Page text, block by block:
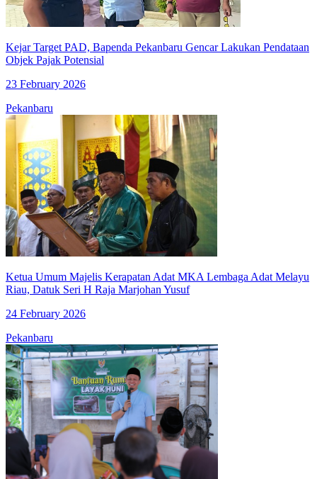
Kejar Target PAD, Bapenda Pekanbaru Gencar Lakukan Pendataan
Objek Pajak Potensial
23 February 2026
Pekanbaru
Ketua Umum Majelis Kerapatan Adat MKA Lembaga Adat Melayu
Riau, Datuk Seri H Raja Marjohan Yusuf
24 February 2026
Pekanbaru